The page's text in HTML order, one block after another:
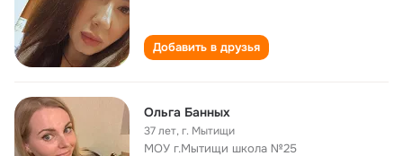
Добавить в друзья
Ольга Банных
37 лет,г. Мытищи
МОУ г.Мытищи школа №25